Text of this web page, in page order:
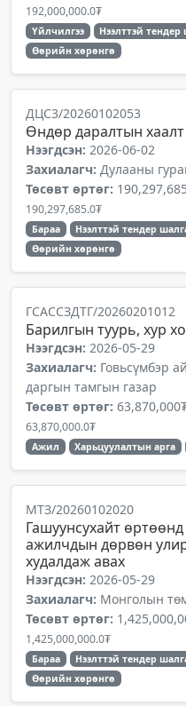
192,000,000.0₮
Үйлчилгээ
Нээлттэй
Өөрийн хөрөнгө
ДЦС3/20260102053
Өндөр даралтын хаалт
Нээгдсэн: 2026-06-02
Захиалагч: Дулааны
Төсөвт өртөг:
190,297,685.0₮
Бараа
Нээлттэй тендер
Өөрийн хөрөнгө
ГСАССЗДТГ/20260201012
Барилгын туурь, хур
Нээгдсэн: 2026-05-29
Захиалагч: Говьсүмбэр
даргын тамгын газар
Төсөвт өртөг:
63,870,000.0₮
Ажил Харьцуулалтын арга
МТЗ/20260102020
Гашуунсухайт
ажилчдын дөрвөн
худалдаж авах
Нээгдсэн: 2026-05-29
Захиалагч: Монголын
Төсөвт өртөг:
1,425,000,000.0₮
Бараа
Нээлттэй тендер
Өөрийн хөрөнгө